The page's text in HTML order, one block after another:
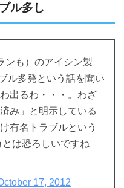
ル多し
ンも）のアイシン製
ル多発という話を聞い
出るわ・・・。わざ
み」と明示している
有名トラブルという
は恐ろしいですね
17, 2012